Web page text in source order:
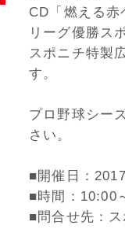
CD「燃える
リーグ優勝ス
スポニチ特製
す。
プロ野球シー
さい。
■開催日：
■時間：10:00
■問合せ先：